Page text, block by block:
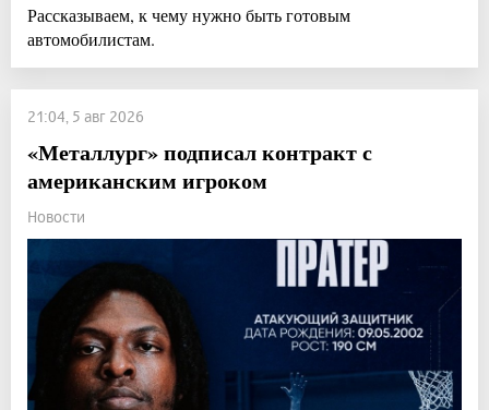
Рассказываем, к чему нужно быть готовым
автомобилистам.
21:04, 5 авг 2026
«Металлург» подписал контракт с
американским игроком
Новости